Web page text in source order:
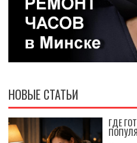
НОВЫЕ СТАТЬИ
ГДЕ